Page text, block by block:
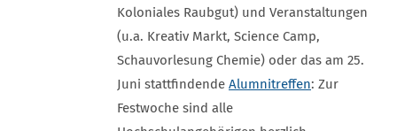
Koloniales Raubgut) und Veranstaltungen
(u.a. Kreativ Markt, Science Camp,
Schauvorlesung Chemie) oder das am 25.
Juni stattfindende Alumnitreffen: Zur
Festwoche sind alle